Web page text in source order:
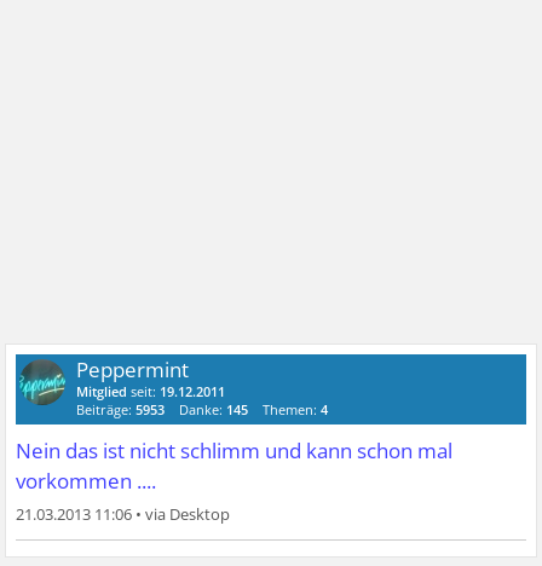
Peppermint
Mitglied seit: 19.12.2011
Beiträge:5953 Danke: 145 Themen:4
Nein das ist nicht schlimm und kann schon mal
vorkommen ....
21.03.2013 11:06 •